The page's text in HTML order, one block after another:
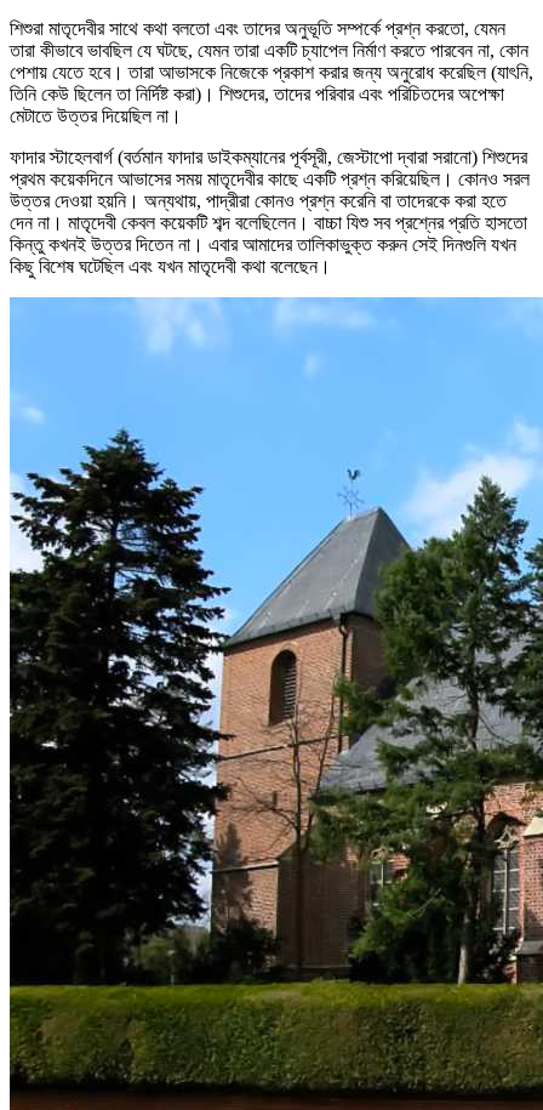
শিশুরা মাতৃদেবীর সাথে কথা বলতো এবং তাদের অনুভূতি সম্পর্কে প্রশ্ন করতো, যেমন
তারা কীভাবে ভাবছিল যে ঘটছে, যেমন তারা একটি চ্যাপেল নির্মাণ করতে পারবেন না, কোন
পেশায় যেতে হবে। তারা আভাসকে নিজেকে প্রকাশ করার জন্য অনুরোধ করেছিল (যাৎনি,
তিনি কেউ ছিলেন তা নির্দিষ্ট করা)। শিশুদের, তাদের পরিবার এবং পরিচিতদের অপেক্ষা
মেটাতে উত্তর দিয়েছিল না।
ফাদার স্টাহেলবার্গ (বর্তমান ফাদার ডাইকম্যানের পূর্বসূরী, জেস্টাপো দ্বারা সরানো) শিশুদের
প্রথম কয়েকদিনে আভাসের সময় মাতৃদেবীর কাছে একটি প্রশ্ন করিয়েছিল। কোনও সরল
উত্তর দেওয়া হয়নি। অন্যথায়, পাদ্রীরা কোনও প্রশ্ন করেনি বা তাদেরকে করা হতে
দেন না। মাতৃদেবী কেবল কয়েকটি শব্দ বলেছিলেন। বাচ্চা যিশু সব প্রশ্নের প্রতি হাসতো
কিন্তু কখনই উত্তর দিতেন না। এবার আমাদের তালিকাভুক্ত করুন সেই দিনগুলি যখন
কিছু বিশেষ ঘটেছিল এবং যখন মাতৃদেবী কথা বলেছেন।